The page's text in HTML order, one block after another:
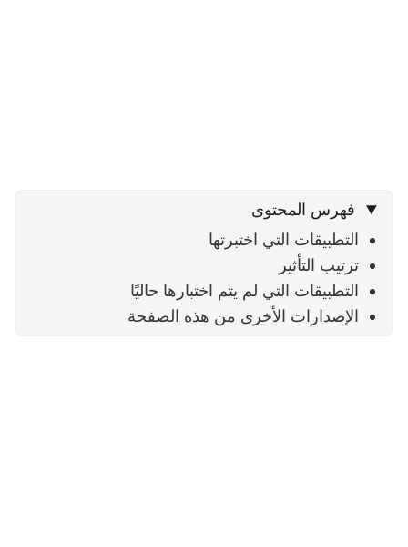
فهرس المحتوى
التطبيقات التي اختبرتها
ترتيب التأثير
التطبيقات التي لم يتم اختبارها حاليًا
الإصدارات الأخرى من هذه الصفحة